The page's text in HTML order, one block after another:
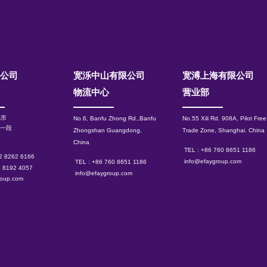
司
段
8262 6166
8192 4057
宽泺中山有限公司
物流中心
No.6, Banfu Zhong Rd.,Banfu
Zhongshan Guangdong,
China
TEL : +86 760 8651 1186
info@efaygroup.com
​宽溥上海有限公司
营业部
No.55 Xili Rd. 908A, Pilot Free
Trade Zone, Shanghai.China
TEL : +86 760 8651 1186
info@efaygroup.com